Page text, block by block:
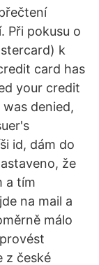
Při pokusu o
k
card has
your credit
denied,
id, dám do
že
a tím
na mail a
málo
z české